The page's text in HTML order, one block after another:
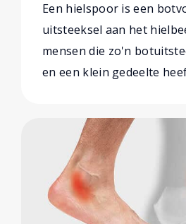
Een hielspoor is een
uitsteeksel aan het
mensen die zo'n
en een klein gedeelte